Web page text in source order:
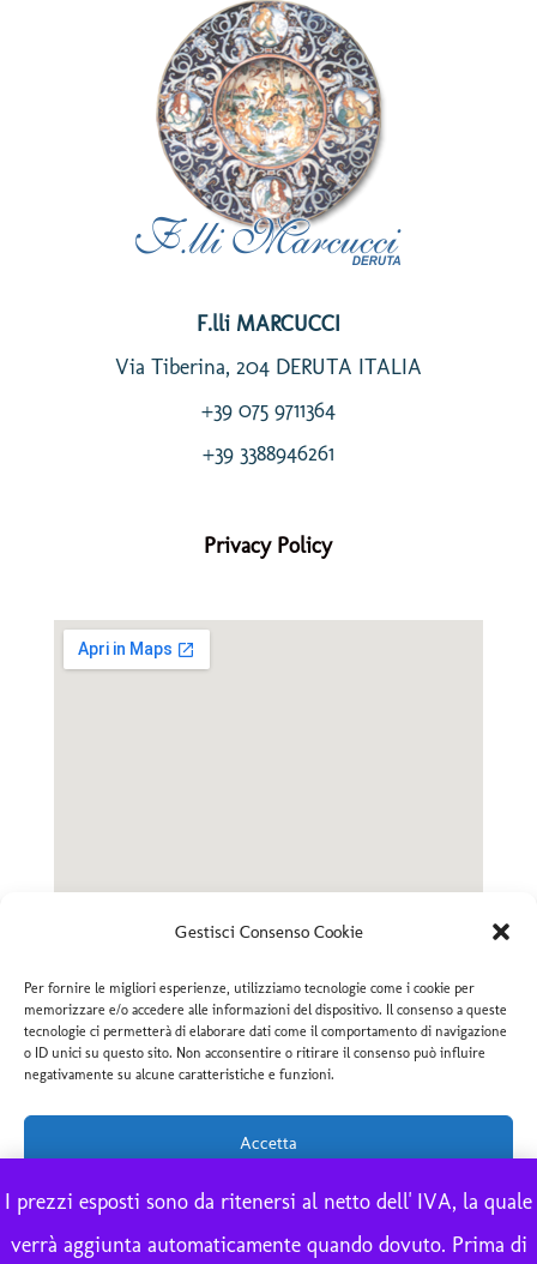
Gestisci Consenso Cookie
Per fornire le migliori esperienze, utilizziamo tecnologie come i cookie per
memorizzare e/o accedere alle informazioni del dispositivo. Il consenso a queste
tecnologie ci permetterà di elaborare dati come il comportamento di navigazione
o ID unici su questo sito. Non acconsentire o ritirare il consenso può influire
negativamente su alcune caratteristiche e funzioni.
Accetta
Nega
Visualizza le preferenze
I prezzi esposti sono da ritenersi al netto dell' IVA, la quale
verrà aggiunta automaticamente quando dovuto. Prima di
F.lli MARCUCCI
Via Tiberina, 204 DERUTA ITALIA
+39 075 9711364
+39 3388946261
Privacy Policy
NETWORX Internet Solutions